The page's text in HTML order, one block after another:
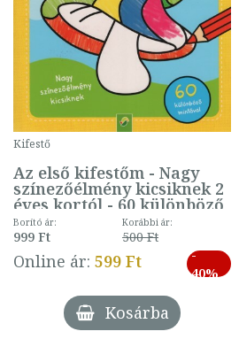
Kifestő
Az első kifestőm - Nagy
színezőélmény kicsiknek 2
éves kortól - 60 különböző
mintával (gombás)
Borító ár:
999 Ft
Korábbi ár:
500 Ft
Online ár: 599 Ft
-
40%
Kosárba